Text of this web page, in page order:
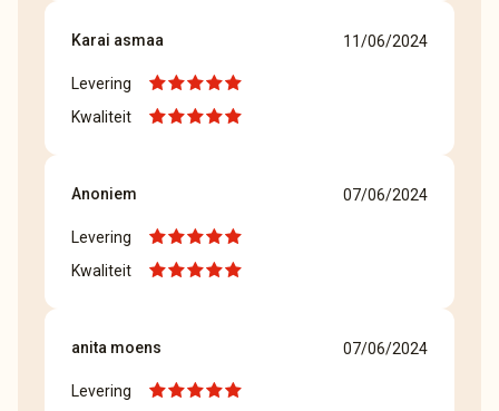
Karai asmaa 11/06/2024
Levering
Kwaliteit
Anoniem 07/06/2024
Levering
Kwaliteit
anita moens 07/06/2024
Levering